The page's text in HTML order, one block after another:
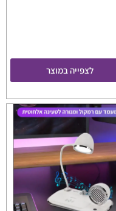
לצפייה במוצר